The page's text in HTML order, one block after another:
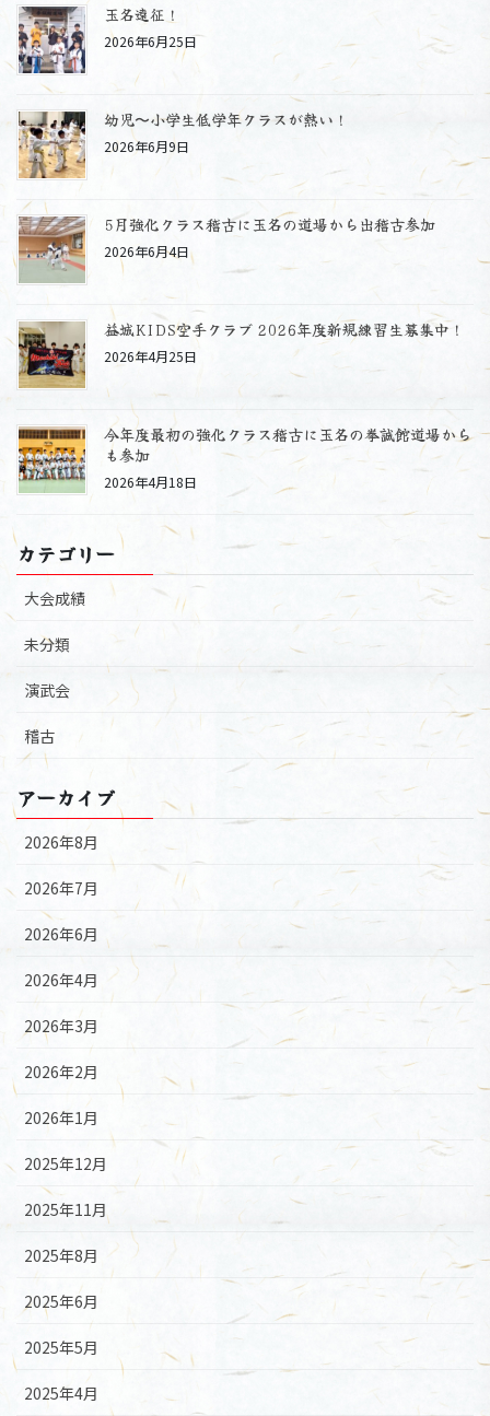
玉名遠征！
2026年6月25日
幼児〜小学生低学年クラスが熱い！
2026年6月9日
5月強化クラス稽古に玉名の道場から出稽古参加
2026年6月4日
益城KIDS空手クラブ 2026年度新規練習生募集中！
2026年4月25日
今年度最初の強化クラス稽古に玉名の拳誠館道場から
も参加
2026年4月18日
カテゴリー
大会成績
未分類
演武会
稽古
アーカイブ
2026年8月
2026年7月
2026年6月
2026年4月
2026年3月
2026年2月
2026年1月
2025年12月
2025年11月
2025年8月
2025年6月
2025年5月
2025年4月